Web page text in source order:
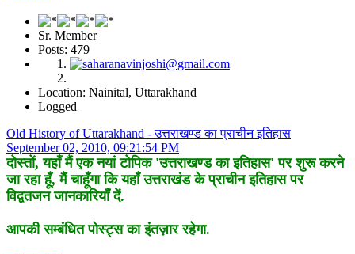
Sr. Member
Posts: 479
Location: Nainital, Uttarakhand
Logged
Old History of Uttarakhand - उत्तराखण्ड का प्राचीन इतिहास
September 02, 2010, 09:21:54 PM
दोस्तों,यहाँमैंएक नयां टोपिक 'उत्तराखण्ड का इतिहास' पर शुरू करने
जा रहा हूँ,मैंचाहूँगा कि यहाँ उत्तराखंड के प्राचीन इतिहास पर
विद्वतजन जानकारियाँ दें.
आपकी सम्बंधित पोस्ट्स का इंतज़ार रहेगा.